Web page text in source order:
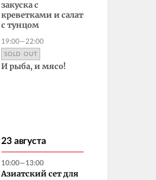
закуска с
креветками и салат
с тунцом
19:00—22:00
SOLD OUT
И рыба, и мясо!
23 августа
10:00—13:00
Азиатский сет для